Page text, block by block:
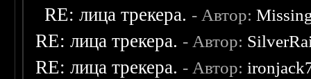
RE: лица трекера. - Автор:
RE: лица трекера. - Автор:
RE: лица трекера. - Автор: